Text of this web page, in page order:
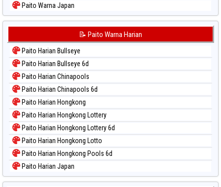
Paito Warna Japan
Paito Warna Japan 6d
Paito Warna Kuda Lari
Paito Warna Magnum Cambodia
Paito Warna Nagoya
Paito Warna New York Midday
Paito Warna North Carolina Day
Paito Warna Pcso
Paito Warna Pennsylvania Day
Paito Warna Sao Paulo
Paito Warna Singapore
Paito Warna Sydney
Paito Warna Sydney Lottery
📝 Paito Warna Harian
Paito Harian Bullseye
Paito Harian Bullseye 6d
Paito Harian Chinapools
Paito Harian Chinapools 6d
Paito Harian Hongkong
Paito Harian Hongkong Lottery
Paito Harian Hongkong Lottery 6d
Paito Harian Hongkong Lotto
Paito Harian Hongkong Pools 6d
Paito Harian Japan
Paito Harian Japan 6d